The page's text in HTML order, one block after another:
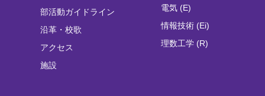
部活動ガイドライン
沿革・校歌
アクセス
施設
電気 (E)
情報技術 (Ei)
理数工学 (R)